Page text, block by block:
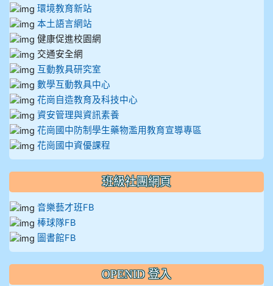
環境教育新站
本土語言網站
健康促進校園網
交通安全網
互動教具研究室
數學互動教具中心
花崗自造教育及科技中心
資安管理與資訊素養
花崗國中防制學生藥物濫用教育宣導專區
花崗國中資優課程
班級社團網頁
音樂藝才班FB
棒球隊FB
圖書館FB
OPENID 登入